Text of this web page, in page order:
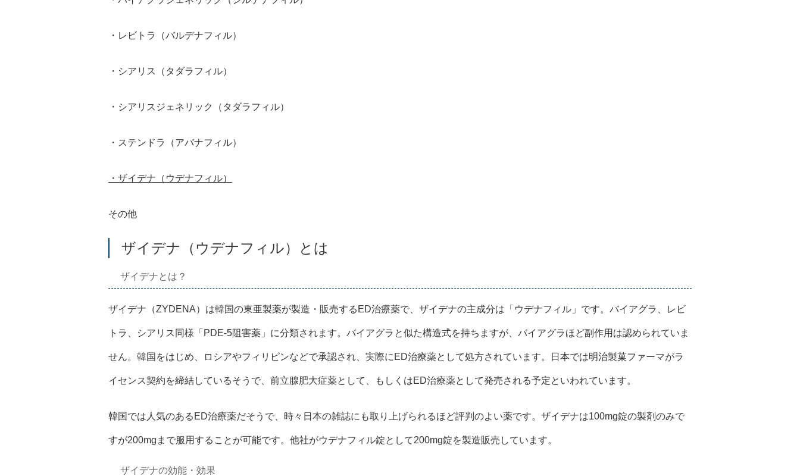
・レビトラ（バルデナフィル）
・シアリス（タダラフィル）
・シアリスジェネリック（タダラフィル）
・ステンドラ（アバナフィル）
・ザイデナ（ウデナフィル）
その他
ザイデナ（ウデナフィル）とは
ザイデナとは？
ザイデナ（ZYDENA）は韓国の東亜製薬が製造・販売するED治療薬で、ザイデナの主成分は「ウデナフィル」です。バイアグラ、レビ
トラ、シアリス同様「PDE-5阻害薬」に分類されます。バイアグラと似た構造式を持ちますが、バイアグラほど副作用は認められていま
せん。韓国をはじめ、ロシアやフィリピンなどで承認され、実際にED治療薬として処方されています。日本では明治製菓ファーマがラ
イセンス契約を締結しているそうで、前立腺肥大症薬として、もしくはED治療薬として発売される予定といわれています。
韓国では人気のあるED治療薬だそうで、時々日本の雑誌にも取り上げられるほど評判のよい薬です。ザイデナは100mg錠の製剤のみで
すが200mgまで服用することが可能です。他社がウデナフィル錠として200mg錠を製造販売しています。
ザイデナの効能・効果